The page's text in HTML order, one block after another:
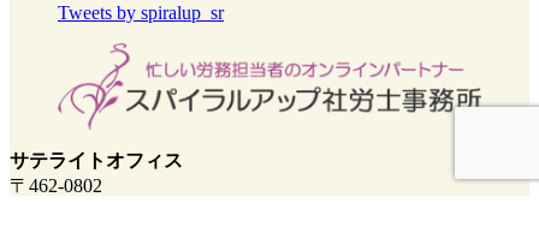
Tweets by spiralup_sr
サテライトオフィス
〒462-0802